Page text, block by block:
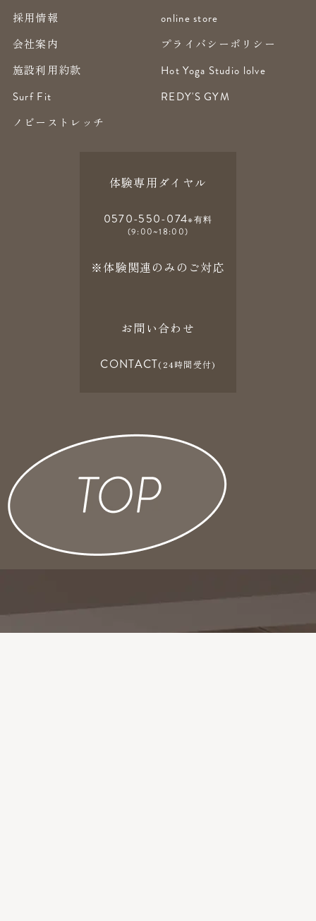
採用情報
online store
会社案内
プライバシーポリシー
施設利用約款
Hot Yoga Studio lolve
Surf Fit
REDY'S GYM
ノビーストレッチ
体験専用ダイヤル
0570-550-074※有料
(9:00~18:00)
※体験関連のみのご対応
お問い合わせ
CONTACT(24時間受付)